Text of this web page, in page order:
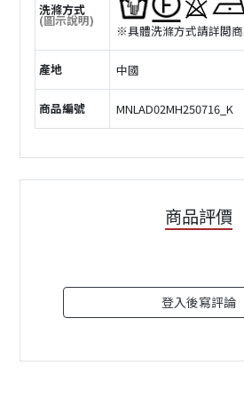
洗滌方式
(圖示說明)
※具體洗滌方式請詳閲
產地 中國
商品編號 MNLAD02MH250716_K
商品評價
登入後寫評論